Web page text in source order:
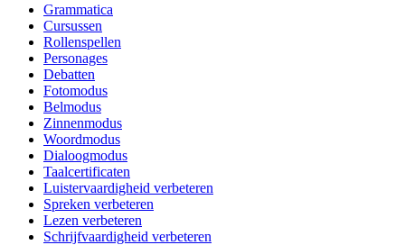
Grammatica
Cursussen
Rollenspellen
Personages
Debatten
Fotomodus
Belmodus
Zinnenmodus
Woordmodus
Dialoogmodus
Taalcertificaten
Luistervaardigheid verbeteren
Spreken verbeteren
Lezen verbeteren
Schrijfvaardigheid verbeteren